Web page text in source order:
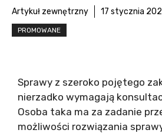
Artykuł zewnętrzny 17 stycznia
PROMOWANE
Sprawy z szeroko pojętego
nierzadko wymagają
Osoba taka ma za zadanie
możliwości rozwiązania